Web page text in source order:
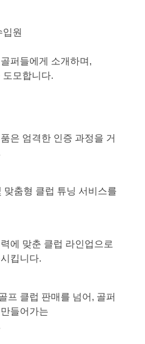
원
퍼들에게 소개하며,
도모합니다.
은 엄격한 인증 과정을 거
맞춤형 클럽 튜닝 서비스를
에 맞춘 클럽 라인업으로
킵니다.
프 클럽 판매를 넘어, 골퍼
들어가는